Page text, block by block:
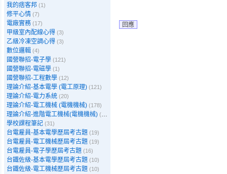
我的痞客邦 (1)
修平心情 (7)
電廠實務 (17)
甲級室內配線心得 (3)
乙級冷凍空調心得 (3)
數位邏輯 (4)
國營聯招-電子學 (121)
國營聯招-電磁學 (1)
國營聯招-工程數學 (12)
理論介紹-基本電學 (電工原理) (121)
理論介紹-電力系統 (20)
理論介紹-電工機械 (電機機械) (178)
理論介紹-進階電工機械(電機機械) (39)
學校課程筆記 (31)
台電雇員-基本電學歷屆考古題 (19)
台電雇員-電工機械歷屆考古題 (19)
台電雇員-電子學歷屆考古題 (16)
台鐵佐級-基本電學歷屆考古題 (10)
台鐵佐級-電工機械歷屆考古題 (10)
回應